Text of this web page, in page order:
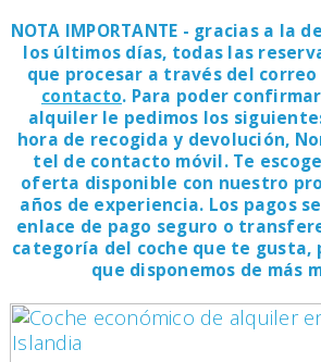
NOTA IMPORTANTE - gracias a la
los últimos días, todas las
que procesar a través del correo
contacto. Para poder
alquiler le pedimos los
hora de recogida y devolución,
tel de contacto móvil. Te
oferta disponible con nuestro
años de experiencia. Los pagos
enlace de pago seguro o
categoría del coche que te gusta,
que disponemos de más